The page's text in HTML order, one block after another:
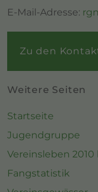
E-Mail-Adresse:
Zu den
Weitere Seiten
Startseite
Jugendgruppe
Vereinsleben
Fangstatistik